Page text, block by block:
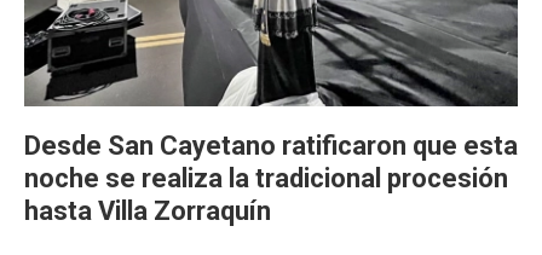
Desde San Cayetano ratificaron que esta
noche se realiza la tradicional procesión
hasta Villa Zorraquín